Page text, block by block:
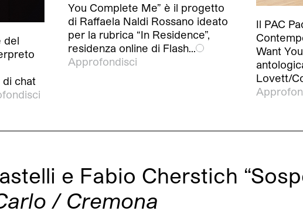
del
di chat
You Complete Me” è il progetto
di Raffaela Naldi Rossano ideato
per la rubrica “In Residence”,
residenza online di Flash…
Approfondisci
Il PAC
Want
Lovett/
e Fabio Cherstich
/ Cremona